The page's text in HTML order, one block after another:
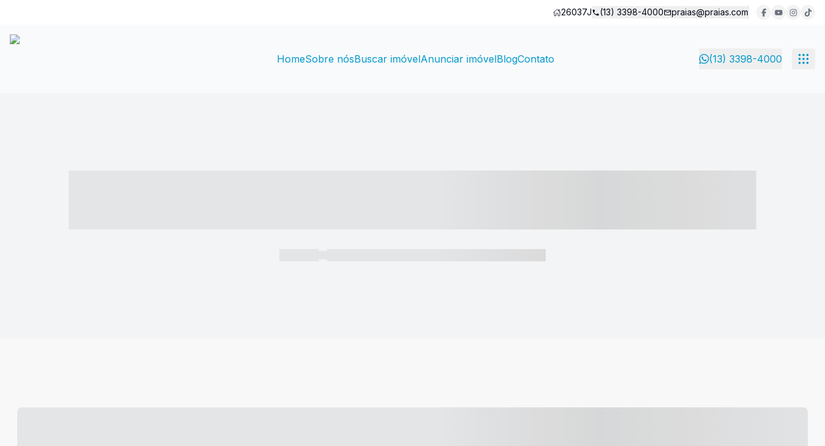
26037J (13) 3398-4000 praias@praias.com
HomeSobre nósBuscar imóvelAnunciar imóvelBlogContato (13) 3398-4000